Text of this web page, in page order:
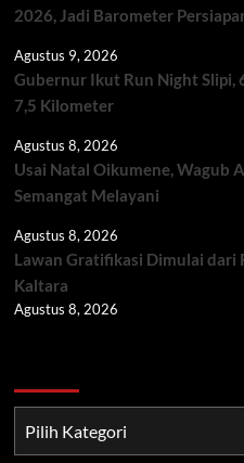
2026, Jadi Barometer
Agustus 9, 2026
Gubernur Ikut Run Night Slipi,
7,5 Kilometer
Agustus 8, 2026
Usai Natal Oikumene, Wagub
Semangat Melayani
Agustus 8, 2026
Lawan Gratifikasi Dimulai dari
Kaltara
Agustus 8, 2026
TNI/POLRI